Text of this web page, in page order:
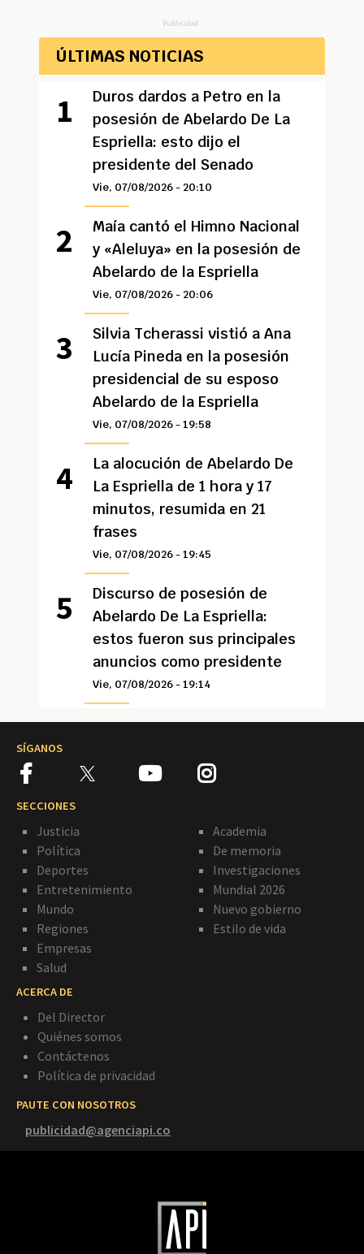
Publicidad
ÚLTIMAS NOTICIAS
Duros dardos a Petro en la
posesión de Abelardo De La
Espriella: esto dijo el
presidente del Senado
Vie, 07/08/2026 - 20:10
Maía cantó el Himno Nacional
y «Aleluya» en la posesión de
Abelardo de la Espriella
Vie, 07/08/2026 - 20:06
Silvia Tcherassi vistió a Ana
Lucía Pineda en la posesión
presidencial de su esposo
Abelardo de la Espriella
Vie, 07/08/2026 - 19:58
La alocución de Abelardo De
La Espriella de 1 hora y 17
minutos, resumida en 21
frases
Vie, 07/08/2026 - 19:45
Discurso de posesión de
Abelardo De La Espriella:
estos fueron sus principales
anuncios como presidente
Vie, 07/08/2026 - 19:14
SÍGANOS
SECCIONES
Justicia
Política
Deportes
Entretenimiento
Mundo
Regiones
Empresas
Salud
Academia
De memoria
Investigaciones
Mundial 2026
Nuevo gobierno
Estilo de vida
ACERCA DE
Del Director
Quiénes somos
Contáctenos
Política de privacidad
PAUTE CON NOSOTROS
publicidad@agenciapi.co